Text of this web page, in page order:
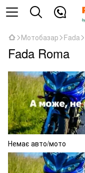
Мотобазар Fada
Fada Roma
Немає авто/мото